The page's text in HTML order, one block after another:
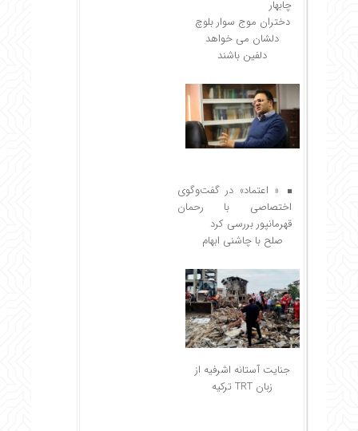
چابهار
دختران موج سوار بلوچ
دلشان می خواهد
دلفین باشند
« اعتماد» در گفت‌وگوي
اختصاصي با رحمان
قهرمانپور بررسي كرد
صلح با چاشني ابهام
جنایت آستانه اشرفیه از
زبان TRT ترکیه